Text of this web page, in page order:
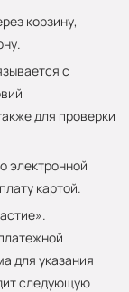
корзину,
с
для проверки
электронной
картой.
для указания
следующую